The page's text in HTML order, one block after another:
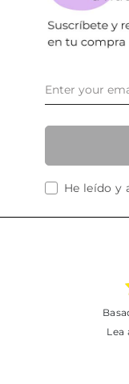
He leído y
Lea algunas de las opiniones